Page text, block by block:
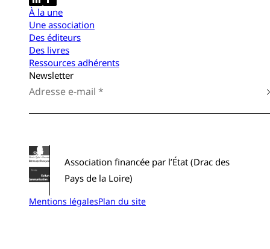
À la une
Une association
Des éditeurs
Des livres
Ressources adhérents
Newsletter
Association financée par l’État (Drac des
Pays de la Loire)
Mentions légalesPlan du site